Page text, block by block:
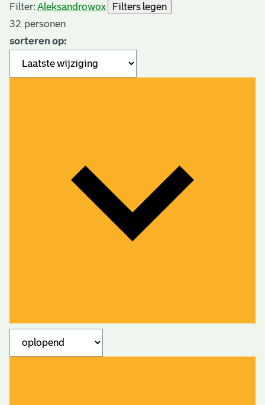
Filter: Aleksandrowox
Filters legen
32 personen
sorteren op: